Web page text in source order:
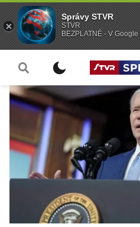
Správy STVR
STVR
BEZPLATNÉ - V Google